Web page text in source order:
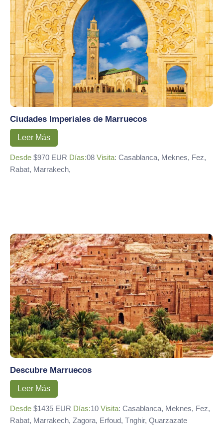
Ciudades Imperiales de Marruecos
Leer Más
Desde $970 EUR Días:08 Visita: Casablanca, Meknes, Fez,
Rabat, Marrakech,
Descubre Marruecos
Leer Más
Desde $1435 EUR Días:10 Visita: Casablanca, Meknes, Fez,
Rabat, Marrakech, Zagora, Erfoud, Tnghir, Quarzazate